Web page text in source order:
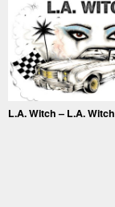
L.A. Witch – L.A. Witch